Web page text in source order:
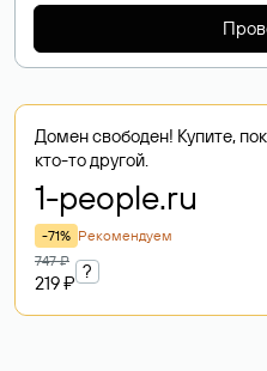
Домен свободен! Купите,
кто-то другой.
1-people.ru
-71% Рекомендуем
747 ₽
219 ₽
?